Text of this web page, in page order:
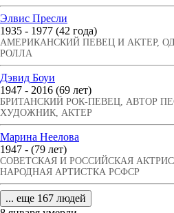
Элвис Пресли
1935 - 1977 (42 года)
АМЕРИКАНСКИЙ ПЕВЕЦ И АКТЕР,
РОЛЛА
Дэвид Боуи
1947 - 2016 (69 лет)
БРИТАНСКИЙ РОК-ПЕВЕЦ, АВТОР
ХУДОЖНИК, АКТЕР
Марина Неелова
1947 - (79 лет)
СОВЕТСКАЯ И РОССИЙСКАЯ
НАРОДНАЯ АРТИСТКА РСФСР
... еще 167 людей